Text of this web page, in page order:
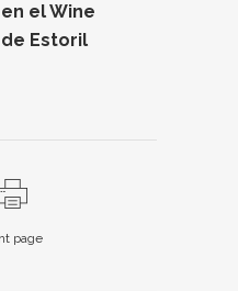
el Wine
Estoril
page